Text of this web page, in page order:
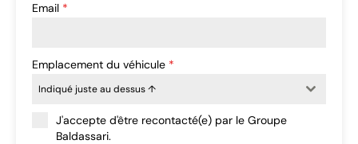
Email *
Emplacement du véhicule *
Indiqué juste au dessus ↑
J'accepte d'être recontacté(e) par le Groupe
Baldassari.